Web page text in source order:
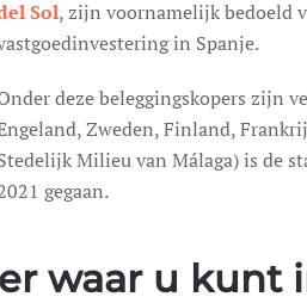
Sol, zijn voornamelijk bedoeld
in Spanje.
deze beleggingskopers zijn
Zweden, Finland,
Milieu van Málaga) is de
gegaan.
waar u kunt